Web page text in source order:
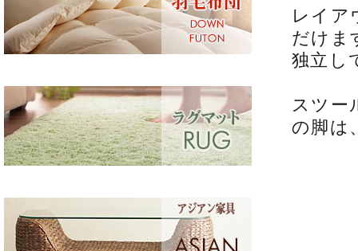
レイア
だけま
独立し
スツー
の脚は